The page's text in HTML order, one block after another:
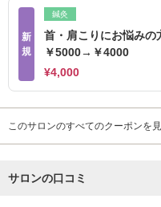
新
規
鍼灸
首・肩こりにお悩み
￥5000→￥4000
¥4,000
このサロンのすべてのクーポンを
サロンの口コミ